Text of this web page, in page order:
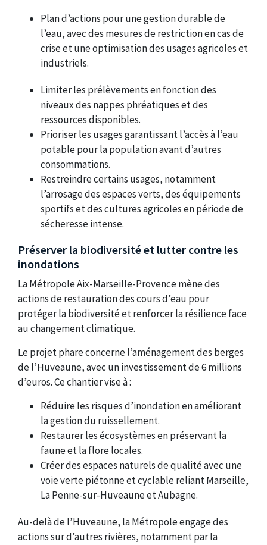
Plan d’actions pour une gestion durable de
l’eau, avec des mesures de restriction en cas de
crise et une optimisation des usages agricoles et
industriels.
Limiter les prélèvements en fonction des
niveaux des nappes phréatiques et des
ressources disponibles.
Prioriser les usages garantissant l’accès à l’eau
potable pour la population avant d’autres
consommations.
Restreindre certains usages, notamment
l’arrosage des espaces verts, des équipements
sportifs et des cultures agricoles en période de
sécheresse intense.
Préserver la biodiversité et lutter contre les
inondations
La Métropole Aix-Marseille-Provence mène des
actions de restauration des cours d’eau pour
protéger la biodiversité et renforcer la résilience face
au changement climatique.
Le projet phare concerne l’aménagement des berges
de l’Huveaune, avec un investissement de 6 millions
d’euros. Ce chantier vise à :
Réduire les risques d’inondation en améliorant
la gestion du ruissellement.
Restaurer les écosystèmes en préservant la
faune et la flore locales.
Créer des espaces naturels de qualité avec une
voie verte piétonne et cyclable reliant Marseille,
La Penne-sur-Huveaune et Aubagne.
Au-delà de l’Huveaune, la Métropole engage des
actions sur d’autres rivières, notamment par la